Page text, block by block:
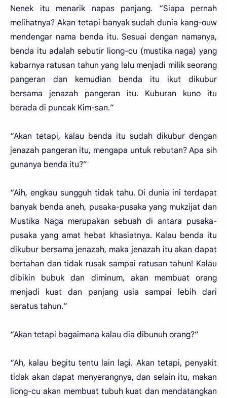
Nenek itu menarik napas panjang. “Siapa pernah
melihatnya? Akan tetapi banyak sudah dunia kang-ouw
mendengar nama benda itu. Sesuai dengan namanya,
benda itu adalah sebutir liong-cu (mustika naga) yang
kabarnya ratusan tahun yang lalu menjadi milik seorang
pangeran dan kemudian benda itu ikut dikubur
bersama jenazah pangeran itu. Kuburan kuno itu
berada di puncak Kim-san.”
“Akan tetapi, kalau benda itu sudah dikubur dengan
jenazah pangeran itu, mengapa untuk rebutan? Apa sih
gunanya benda itu?”
“Aih, engkau sungguh tidak tahu. Di dunia ini terdapat
banyak benda aneh, pusaka-pusaka yang mukzijat dan
Mustika Naga merupakan sebuah di antara pusaka-
pusaka yang amat hebat khasiatnya. Kalau benda itu
dikubur bersama jenazah, maka jenazah itu akan dapat
bertahan dan tidak rusak sampai ratusan tahun! Kalau
dibikin bubuk dan diminum, akan membuat orang
menjadi kuat dan panjang usia sampai lebih dari
seratus tahun.”
“Akan tetapi bagaimana kalau dia dibunuh orang?”
“Ah, kalau begitu tentu lain lagi. Akan tetapi, penyakit
tidak akan dapat menyerangnya, dan selain itu, makan
liong-cu akan membuat tubuh kuat dan mendatangkan